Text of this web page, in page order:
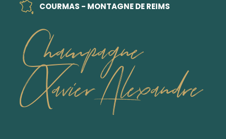
COURMAS - MONTAGNE DE REIMS
Champagne
Xavier Alexandre